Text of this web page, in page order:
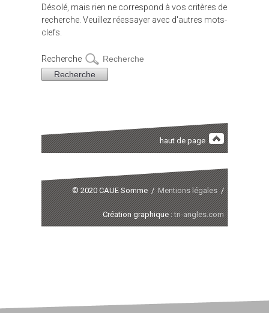
Désolé, mais rien ne correspond à vos critères de
recherche. Veuillez réessayer avec d'autres mots-
clefs.
Recherche
haut de page
© 2020 CAUE Somme /Mentions légales/
Création graphique :tri-angles.com